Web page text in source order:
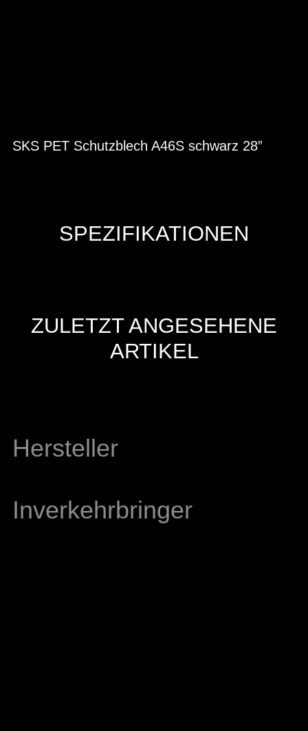
SKS PET Schutzblech A46S schwarz 28”
SPEZIFIKATIONEN
ZULETZT ANGESEHENE
ARTIKEL
Hersteller
Inverkehrbringer